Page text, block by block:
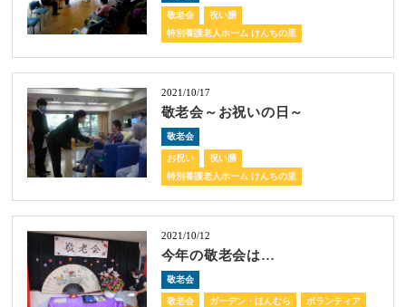
敬老会
祝い膳
特別養護老人ホーム けんちの里
2021/10/17
敬老会～お祝いの日～
敬老会
お祝い
祝い膳
特別養護老人ホーム けんちの里
2021/10/12
今年の敬老会は…
敬老会
敬老会 ガーデン・ほんむら ボランティア